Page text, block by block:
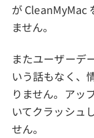
が CleanMyMac
ません。
またユーザーデ
いう話もなく、
りません。アッ
いてクラッシュ
せん。